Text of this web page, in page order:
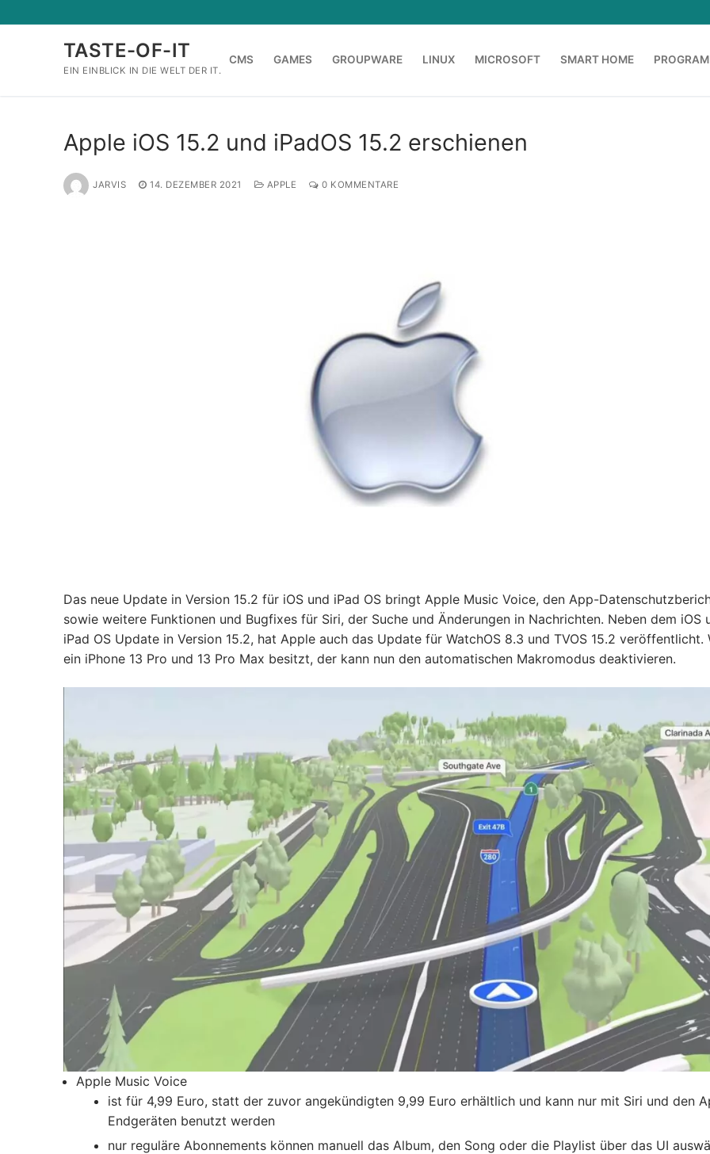
Inhalt
TASTE-OF-IT
EIN EINBLICK IN DIE WELT DER IT.
CMS GAMES GROUPWARE LINUX MICROSOFT SMART HOME
Apple iOS 15.2 und iPadOS 15.2 erschienen
JARVIS 14. DEZEMBER 2021 APPLE 0 KOMMENTARE
Das neue Update in Version 15.2 für iOS und iPad OS bringt Apple Music Voice, den App-
sowie weitere Funktionen und Bugfixes für Siri, der Suche und Änderungen in Nachrichten. Neben dem iOS
iPad OS Update in Version 15.2, hat Apple auch das Update für WatchOS 8.3 und TVOS 15.2 veröffentlicht.
ein iPhone 13 Pro und 13 Pro Max besitzt, der kann nun den automatischen Makromodus deaktivieren.
Apple Music Voice
ist für 4,99 Euro, statt der zuvor angekündigten 9,99 Euro erhältlich und kann nur mit Siri und den
Endgeräten benutzt werden
nur reguläre Abonnements können manuell das Album, den Song oder die Playlist über das UI